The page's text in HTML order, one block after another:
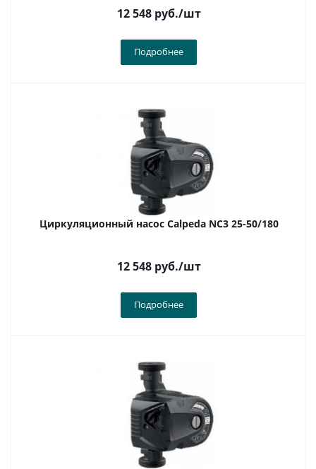
12 548руб./шт
Подробнее
Циркуляционный насос Calpeda NC3 25-50/180
12 548руб./шт
Подробнее